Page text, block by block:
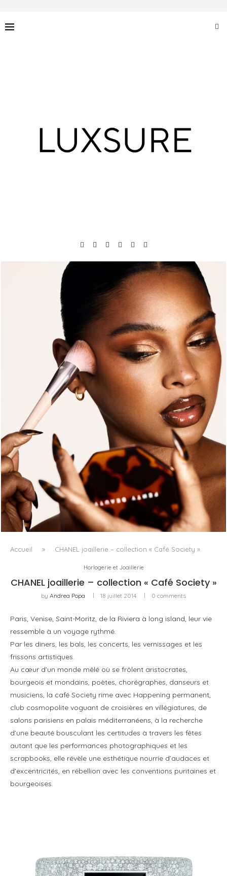
FENTY BEAUTY EXPLORE LA TEXTURE COMME LANGAGE
AVEC LE SUN STALK’R SOUFFLÉ...
Accueil » CHANEL joaillerie – collection « Café Society »
Horlogerie et Joaillerie
CHANEL joaillerie – collection « Café Society »
by Andrea Popa 18 juillet 2014 0 comments
Paris, Venise, Saint-Moritz, de la Riviera à long island, leur vie
ressemble à un voyage rythmé.
Par les diners, les bals, les concerts, les vernissages et les
frissons artistiques.
Au cœur d’un monde mêlé où se frôlent aristocrates,
bourgeois et mondains, poètes, chorégraphes, danseurs et
musiciens, la café Society rime avec Happening permanent,
club cosmopolite voguant de croisières en villégiatures, de
salons parisiens en palais méditerranéens, à la recherche
d’une beauté bousculant les certitudes à travers les fêtes
autant que les performances photographiques et les
scrapbooks, elle révèle une esthétique nourrie d’audaces et
d’excentricités, en rébellion avec les conventions puritaines et
bourgeoises.